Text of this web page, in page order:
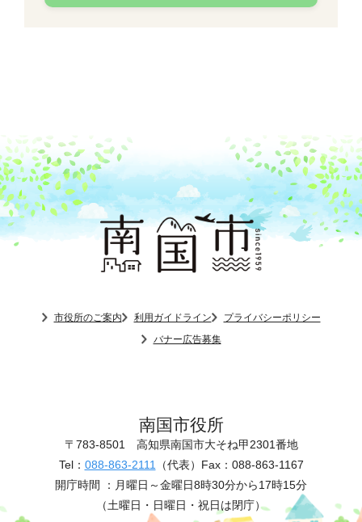
市役所のご案内 利用ガイドライン
プライバシーポリシー
バナー広告募集
南国市役所
〒783-8501 高知県南国市大そね甲2301番地
Tel： 088-863-2111 （代表） Fax：088-863-1167
開庁時間 ： 月曜日～金曜日8時30分から17時15分
（土曜日・日曜日・祝日は閉庁）